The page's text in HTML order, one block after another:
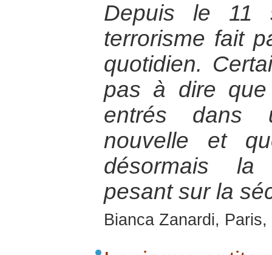
Depuis le 11
terrorisme fait
quotidien.
pas à dire que
entrés dans
nouvelle et
désormais la
pesant sur la
Bianca Zanardi,